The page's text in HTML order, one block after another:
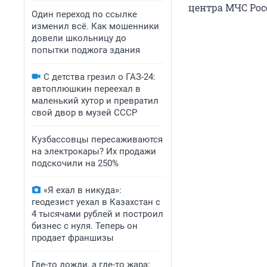
Один переход по ссылке
изменил всё. Как мошенники
довели школьницу до
попытки поджога здания
С детства грезил о ГАЗ-24:
автоплюшкин переехал в
маленький хутор и превратил
свой двор в музей СССР
Кузбассовцы пересаживаются
на электрокары? Их продажи
подскочили на 250%
«Я ехал в никуда»:
геодезист уехал в Казахстан с
4 тысячами рублей и построил
бизнес с нуля. Теперь он
продает франшизы
Где-то дожди, а где-то жара:
центра МЧС